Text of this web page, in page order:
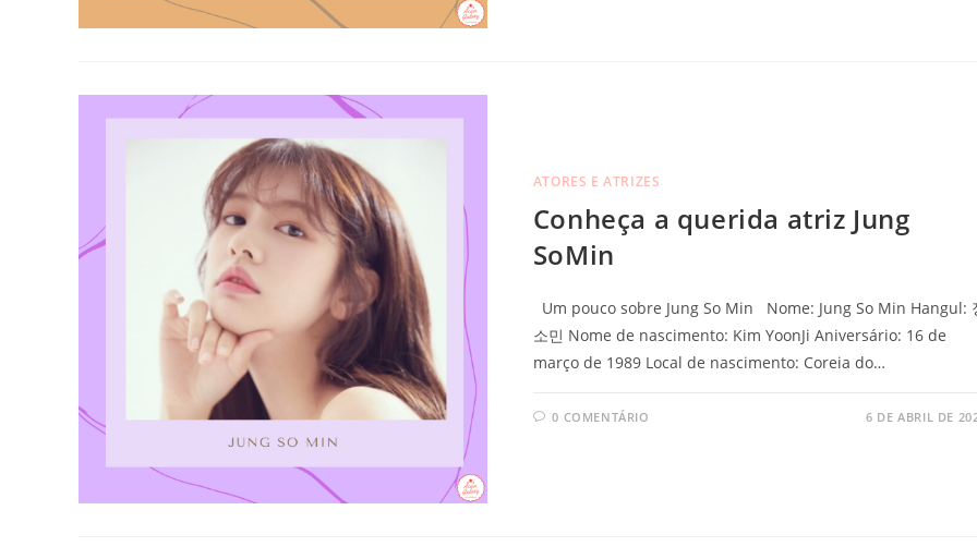
ATORES E ATRIZES
Conheça a querida atriz Jung
SoMin
Um pouco sobre Jung So Min Nome: Jung So Min Hangul:
소민 Nome de nascimento: Kim YoonJi Aniversário: 16 de
março de 1989 Local de nascimento: Coreia do…
0 COMENTÁRIO 6 DE ABRIL DE